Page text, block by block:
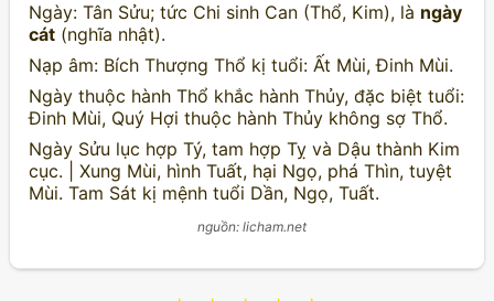
Ngày: Tân Sửu; tức Chi sinh Can (Thổ, Kim), là ngày
cát(nghĩa nhật).
Nạp âm: Bích Thượng Thổ kị tuổi: Ất Mùi, Đinh Mùi.
Ngày thuộc hành Thổ khắc hành Thủy, đặc biệt tuổi:
Đinh Mùi, Quý Hợi thuộc hành Thủy không sợ Thổ.
Ngày Sửu lục hợp Tý, tam hợp Tỵ và Dậu thành Kim
cục. | Xung Mùi, hình Tuất, hại Ngọ, phá Thìn, tuyệt
Mùi. Tam Sát kị mệnh tuổi Dần, Ngọ, Tuất.
nguồn: licham.net